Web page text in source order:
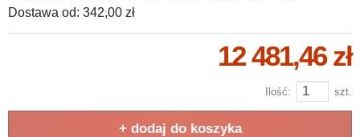
Dostawa od: 342,00 zł
12 481,46 zł
Ilość: szt.
+ dodaj do koszyka